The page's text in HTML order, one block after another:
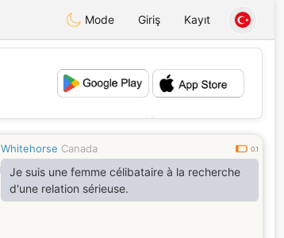
Mode Giriş Kayıt
Whitehorse Canada 0.1
Je suis une femme célibataire à la recherche
d'une relation sérieuse.